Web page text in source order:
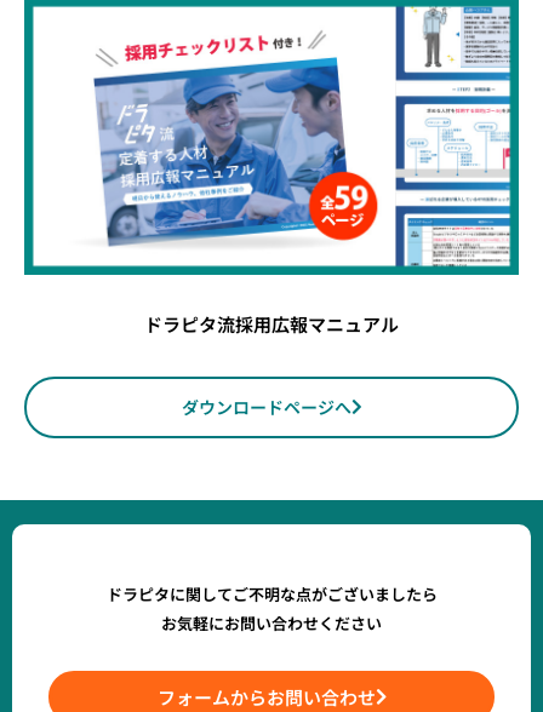
ドラピタ流採用広報マニュアル
ダウンロードページへ
ドラピタに関してご不明な点がございましたら
お気軽にお問い合わせください
フォームからお問い合わせ